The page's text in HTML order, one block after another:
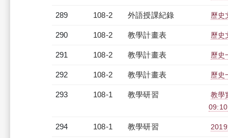
289 108-2 外語授課紀錄 歷史
290 108-2 教學計畫表 歷史
291 108-2 教學計畫表 歷史
292 108-2 教學計畫表 歷史
293 108-1 教學研習
教學
294 108-1 教學研習